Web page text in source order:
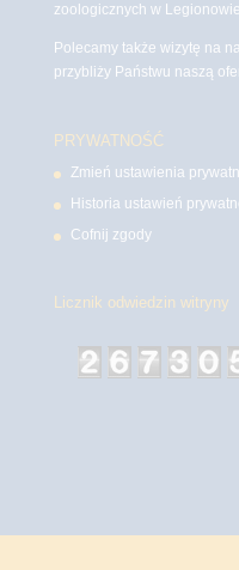
zoologicznych w
Polecamy także wizytę na
przybliży Państwu naszą
PRYWATNOŚĆ
Zmień ustawienia
Historia ustawień
Cofnij zgody
Licznik odwiedzin witryny